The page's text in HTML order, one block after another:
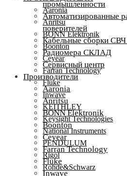
Aaronia
Anritsu
BONN Elektronik
Boonton
Ceyear
Farran Technology
Fluke
Inwave
KEITHLEY
Keysight Technologies
National Instruments
PENDULUM
Rigol
Rohde&Schwarz
промышленности
Автоматизированные
поверителей
Кабельные сборки
Радиомера СКЛАД
Сервисный центр
Производители
Aaronia
Anritsu
BONN Elektronik
Boonton
Ceyear
Farran Technology
Fluke
Inwave